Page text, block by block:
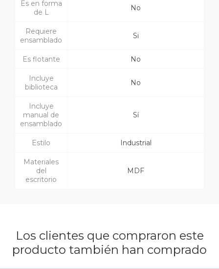
Es en forma
de L
No
Requiere
ensamblado
Si
Es flotante No
Incluye
biblioteca
No
Incluye
manual de
ensamblado
Sí
Estilo Industrial
Materiales
del
escritorio
MDF
Los clientes que compraron este
producto también han comprado